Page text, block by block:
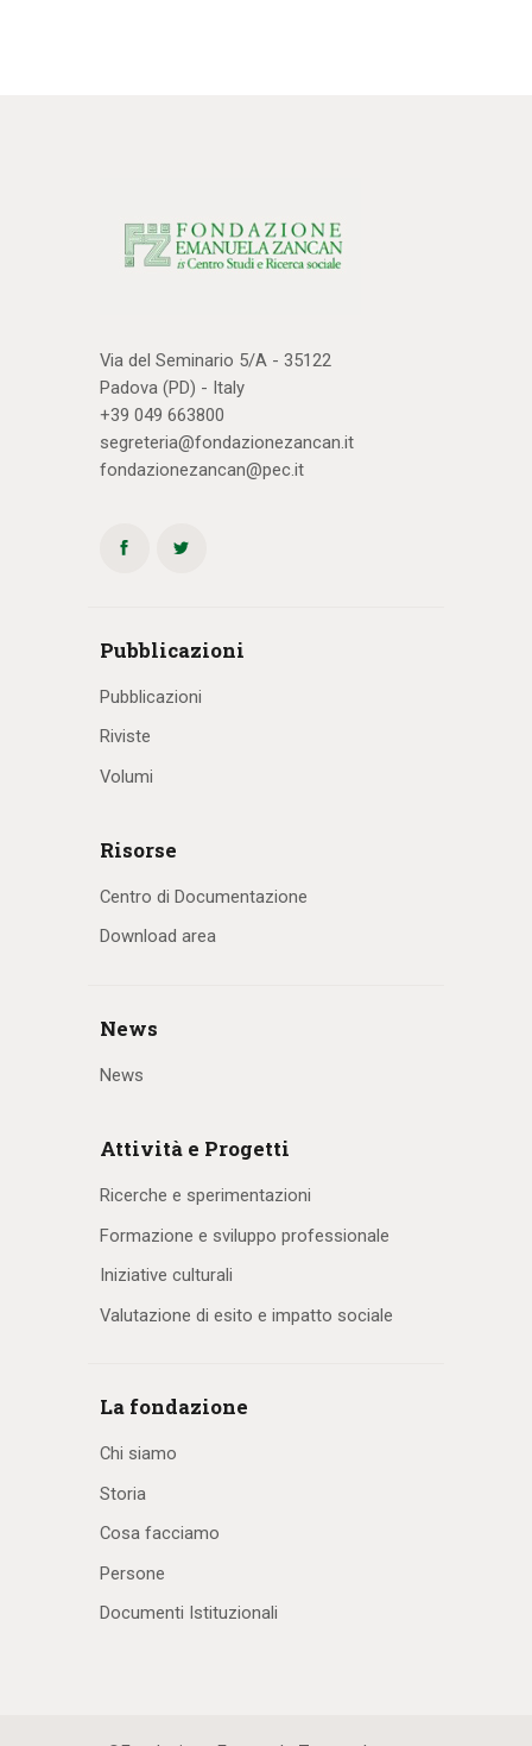
Via del Seminario 5/A - 35122
Padova (PD) - Italy
+39 049 663800
segreteria@fondazionezancan.it
fondazionezancan@pec.it
Pubblicazioni
Pubblicazioni
Riviste
Volumi
Risorse
Centro di Documentazione
Download area
News
News
Attività e Progetti
Ricerche e sperimentazioni
Formazione e sviluppo professionale
Iniziative culturali
Valutazione di esito e impatto sociale
La fondazione
Chi siamo
Storia
Cosa facciamo
Persone
Documenti Istituzionali